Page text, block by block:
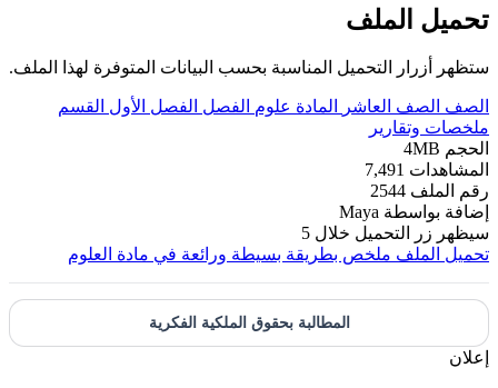
تحميل الملف
ستظهر أزرار التحميل المناسبة بحسب البيانات المتوفرة لهذا الملف.
الصف الصف العاشر المادة علوم الفصل الفصل الأول
القسم
ملخصات وتقارير
الحجم 4MB
المشاهدات 7,491
رقم الملف 2544
إضافة بواسطة Maya
سيظهر زر التحميل خلال 5
تحميل الملف ملخص بطريقة بسيطة ورائعة في مادة العلوم
المطالبة بحقوق الملكية الفكرية
إعلان